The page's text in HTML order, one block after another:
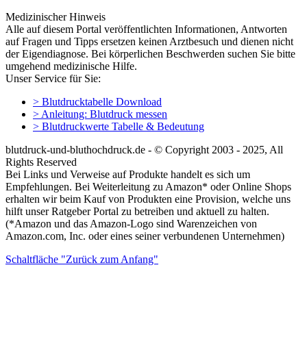
Medizinischer Hinweis
Alle auf diesem Portal veröffentlichten Informationen, Antworten
auf Fragen und Tipps ersetzen keinen Arztbesuch und dienen nicht
der Eigendiagnose. Bei körperlichen Beschwerden suchen Sie bitte
umgehend medizinische Hilfe.
Unser Service für Sie:
> Blutdrucktabelle Download
> Anleitung: Blutdruck messen
> Blutdruckwerte Tabelle & Bedeutung
blutdruck-und-bluthochdruck.de - © Copyright 2003 - 2025, All
Rights Reserved
Bei Links und Verweise auf Produkte handelt es sich um
Empfehlungen. Bei Weiterleitung zu Amazon* oder Online Shops
erhalten wir beim Kauf von Produkten eine Provision, welche uns
hilft unser Ratgeber Portal zu betreiben und aktuell zu halten.
(*Amazon und das Amazon-Logo sind Warenzeichen von
Amazon.com, Inc. oder eines seiner verbundenen Unternehmen)
Schaltfläche "Zurück zum Anfang"